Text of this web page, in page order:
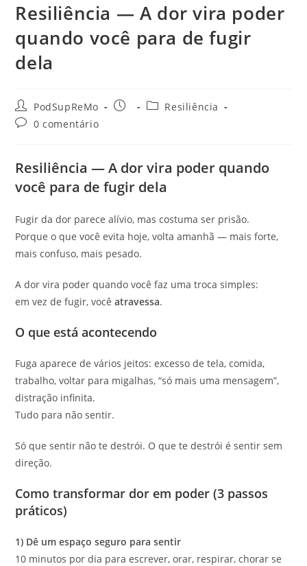
Resiliência — A dor vira poder
quando você para de fugir
dela
Autor
do
post:
PodSupReMo
Post
Categoria
Resiliência
Comentários
0 comentário
Resiliência — A dor vira poder quando
você para de fugir dela
Fugir da dor parece alívio, mas costuma ser prisão.
Porque o que você evita hoje, volta amanhã — mais forte,
mais confuso, mais pesado.
A dor vira poder quando você faz uma troca simples:
em vez de fugir, vocêatravessa.
O que está acontecendo
Fuga aparece de vários jeitos: excesso de tela, comida,
trabalho, voltar para migalhas, “só mais uma mensagem”,
distração infinita.
Tudo para não sentir.
Só que sentir não te destrói. O que te destrói é sentir sem
direção.
Como transformar dor em poder (3 passos
práticos)
1) Dê um espaço seguro para sentir
10 minutos por dia para escrever, orar, respirar, chorar se